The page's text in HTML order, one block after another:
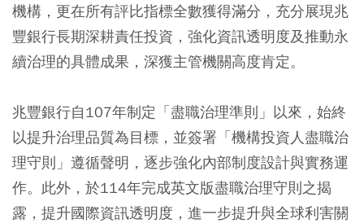
機構，更在所有評比指標全數獲得滿分，充分展現兆
豐銀行長期深耕責任投資，強化資訊透明度及推動永
續治理的具體成果，深獲主管機關高度肯定。
兆豐銀行自107年制定「盡職治理準則」以來，始終
以提升治理品質為目標，並簽署「機構投資人盡職治
理守則」遵循聲明，逐步強化內部制度設計與實務運
作。此外，於114年完成英文版盡職治理守則之揭
露，提升國際資訊透明度，進一步提升與全球利害關